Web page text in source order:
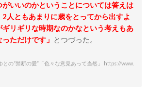
がいいのかということについては答えは
人ともあまりに歳をとってから出すよ
ギリギリな時期なのかなという考えもあ
ただけです」 とつづった。
との“禁断の愛”「色々な意見あって当然」 https://www.